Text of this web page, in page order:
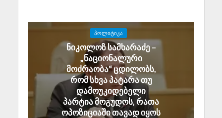
ᲞᲝᲚᲘᲢᲘᲙᲐ
ნიკოლოზ სამხარაძე –
„ნაციონალური
მოძრაობა“ ცდილობს,
რომ სხვა პატარა თუ
დამოუკიდებელი
პარტია მოგუდოს, რათა
ოპოზიციაში თავად იყოს